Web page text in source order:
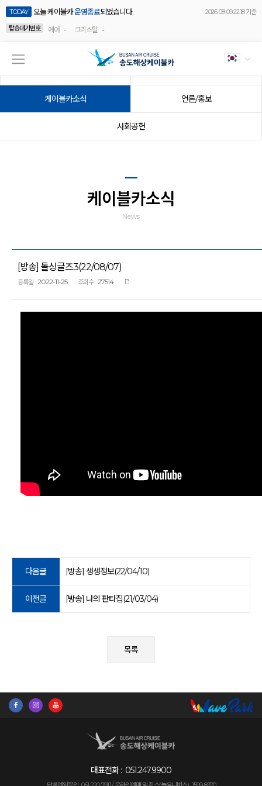
TODAY 오늘 케이블카운영종료되었습니다.
2026-08-09 22:18 기준
탑승대기번호
에어 - 크리스탈 -
케이블카소식 언론/홍보
사회공헌
케이블카소식
News
[방송] 돌싱글즈3(22/08/07)
등록일 2022-11-25 조회수 27514
다음글 [방송] 생생정보(22/04/10)
이전글 [방송] 나의 판타집(21/03/04)
목록
대표전화 : 051.247.9900